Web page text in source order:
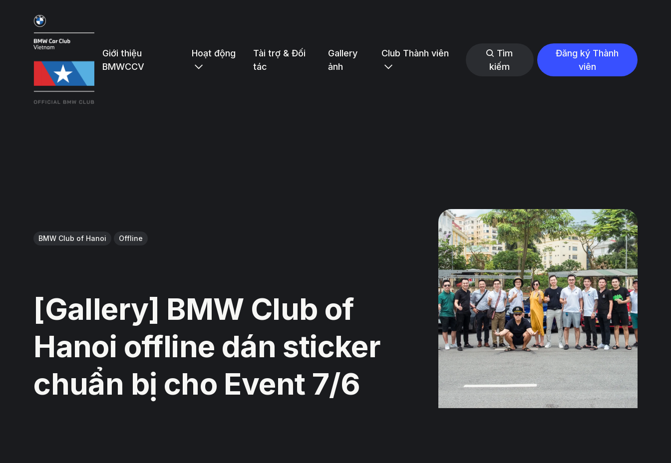
Giới thiệu
BMWCCV
Hoạt động
Tài trợ & Đối
tác
Gallery
ảnh
Club Thành viên
Tìm
kiếm
Đăng ký Thành
viên
BMW Club of Hanoi Offline
[Gallery] BMW Club of
Hanoi offline dán sticker
chuẩn bị cho Event 7/6